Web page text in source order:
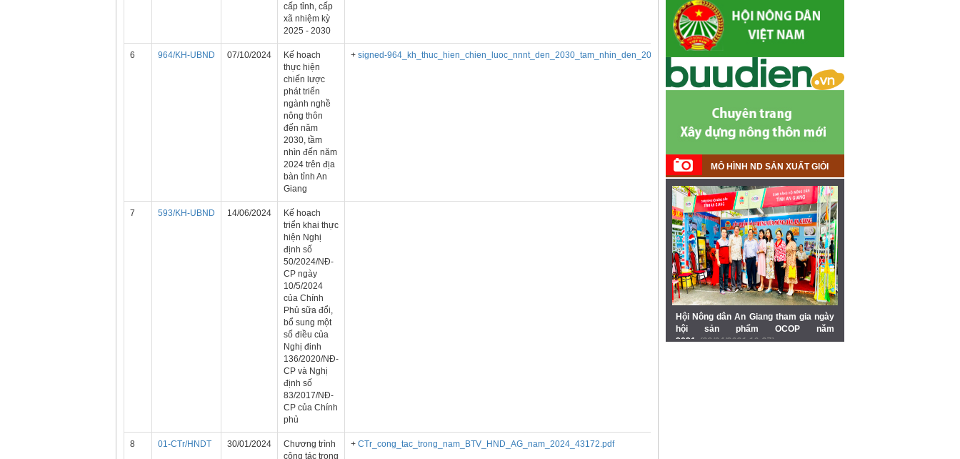
cấp tỉnh, cấp
xã nhiệm kỳ
2025 - 2030
6 964/KH-UBND 07/10/2024
Kế hoạch
thực hiện
chiến lược
phát triển
ngành nghề
nông thôn
đến năm
2030, tầm
nhìn đến năm
2024 trên địa
bàn tỉnh An
Giang
+ signed-964_kh_thuc_hien_chien_luoc_nnnt_den_2030_tam_nhin_den_2045_17190.pdf
7 593/KH-UBND 14/06/2024
Kế hoạch
triển khai thực
hiện Nghị
định số
50/2024/NĐ-
CP ngày
10/5/2024
của Chính
Phủ sữa đổi,
bổ sung một
số điều của
Nghị đinh
136/2020/NĐ-
CP và Nghị
định số
83/2017/NĐ-
CP của Chính
phủ
8 01-CTr/HNDT 30/01/2024
Chương trình
công tác trọng
+ CTr_cong_tac_trong_nam_BTV_HND_AG_nam_2024_43172.pdf
MÔ HÌNH ND SẢN XUẤT GIỎI
Hội Nông dân An Giang tham gia ngày
hội sản phẩm OCOP năm
2021 (23/04/2021 10:27)